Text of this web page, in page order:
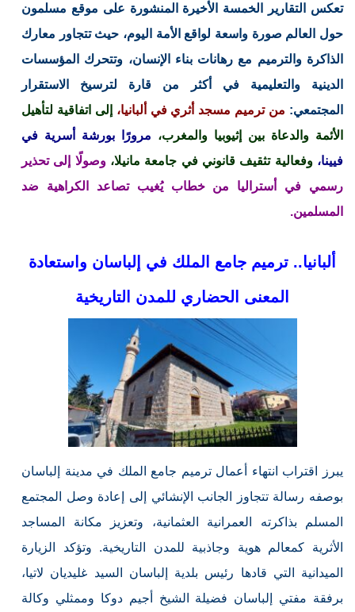
تعكس التقارير الخمسة الأخيرة المنشورة على موقع مسلمون
حول العالم صورة واسعة لواقع الأمة اليوم، حيث تتجاور معارك
الذاكرة والترميم مع رهانات بناء الإنسان، وتتحرك المؤسسات
الدينية والتعليمية في أكثر من قارة لترسيخ الاستقرار
المجتمعي: من ترميم مسجد أثري في ألبانيا، إلى اتفاقية لتأهيل
الأئمة والدعاة بين إثيوبيا والمغرب، مرورًا بورشة أسرية في
فيينا، وفعالية تثقيف قانوني في جامعة مانيلا،وصولًا إلى تحذير
رسمي في أستراليا من خطاب يُغيب تصاعد الكراهية ضد
المسلمين.
ألبانيا.. ترميم جامع الملك في إلباسان واستعادة
المعنى الحضاري للمدن التاريخية
يبرز اقتراب انتهاء أعمال ترميم جامع الملك في مدينة إلباسان
بوصفه رسالة تتجاوز الجانب الإنشائي إلى إعادة وصل المجتمع
المسلم بذاكرته العمرانية العثمانية، وتعزيز مكانة المساجد
الأثرية كمعالم هوية وجاذبية للمدن التاريخية. وتؤكد الزيارة
الميدانية التي قادها رئيس بلدية إلباسان السيد غليديان لاتيا،
برفقة مفتي إلباسان فضيلة الشيخ أجيم دوكا وممثلي وكالة